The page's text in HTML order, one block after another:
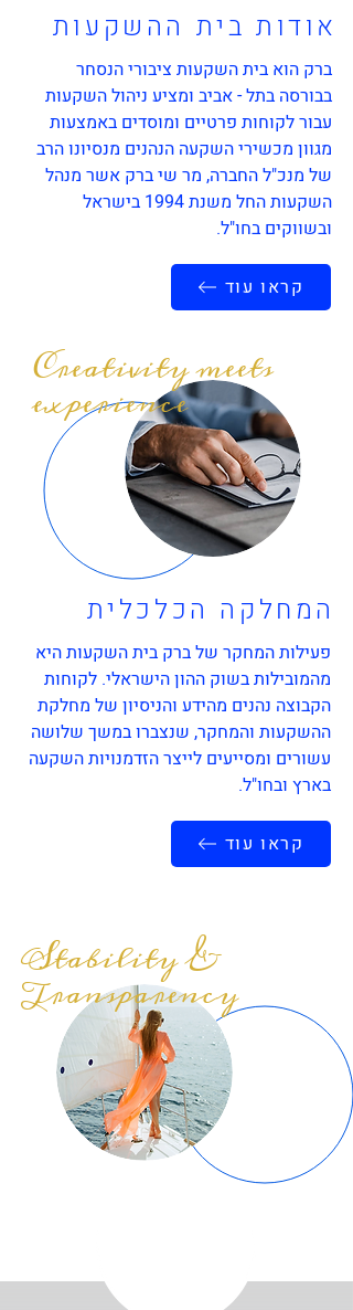
אודות בית ההשקעות
ברק הוא בית השקעות ציבורי הנסחר
בבורסה בתל - אביב ומציע ניהול השקעות
עבור לקוחות פרטיים ומוסדים באמצעות
מגוון מכשירי השקעה הנהנים מנסיונו הרב
של מנכ"ל החברה, מר שי ברק אשר מנהל
השקעות החל משנת 1994 בישראל
ובשווקים בחו"ל.
קראו עוד
Creativity meets
experience
המחלקה הכלכלית
פעילות המחקר של ברק בית השקעות היא
מהמובילות בשוק ההון הישראלי. לקוחות
הקבוצה נהנים מהידע והניסיון של מחלקת
ההשקעות והמחקר, שנצברו במשך שלושה
עשורים ומסייעים לייצר הזדמנויות השקעה
בארץ ובחו"ל.
קראו עוד
Stability &
Transparency